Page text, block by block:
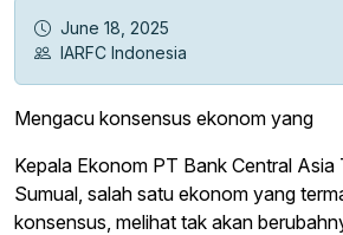
June 18, 2025
IARFC Indonesia
Mengacu konsensus ekonom yang
Kepala Ekonom PT Bank Central
Sumual, salah satu ekonom yang
konsensus, melihat tak akan